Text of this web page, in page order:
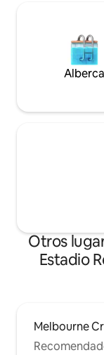
Alberca
Otros
Estadio
Melbourne